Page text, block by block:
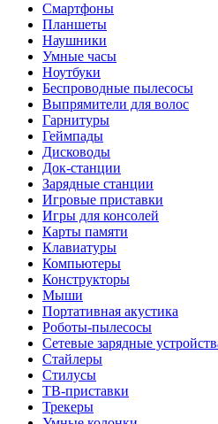
Смартфоны
Планшеты
Наушники
Умные часы
Ноутбуки
Беспроводные пылесосы
Выпрямители для волос
Гарнитуры
Геймпады
Дисководы
Док-станции
Зарядные станции
Игровые приставки
Игры для консолей
Карты памяти
Клавиатуры
Компьютеры
Конструкторы
Мыши
Портативная акустика
Роботы-пылесосы
Сетевые зарядные
Стайлеры
Стилусы
ТВ-приставки
Трекеры